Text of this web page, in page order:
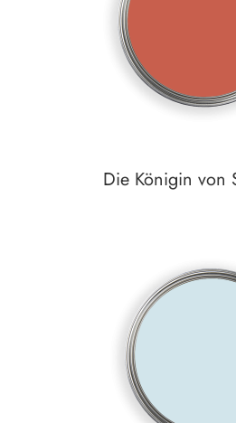
Die Königin von
Auf den Wunschzettel